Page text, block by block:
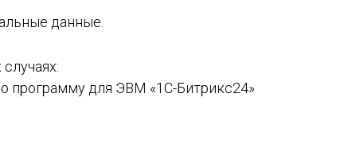
данные.
программу для ЭВМ «1С-Битрикс24»